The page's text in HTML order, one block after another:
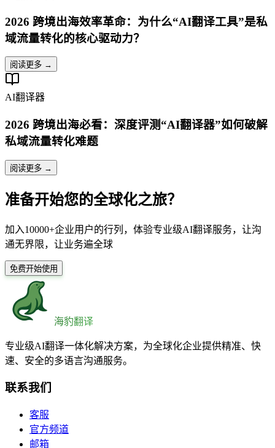
2026 跨境出海效率革命：为什么“AI翻译工具”是私
域流量转化的核心驱动力？
阅读更多 →
AI翻译器
2026 跨境出海必看：深度评测“AI翻译器”如何破解
私域流量转化难题
阅读更多 →
准备开始您的全球化之旅？
加入10000+企业用户的行列，体验专业级AI翻译服务，让沟
通无界限，让业务遍全球
免费开始使用
海豹翻译
专业级AI翻译一体化解决方案，为全球化企业提供精准、快
速、安全的多语言沟通服务。
联系我们
客服
官方频道
邮箱